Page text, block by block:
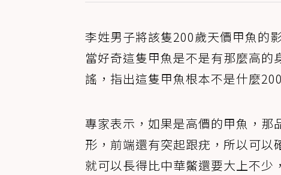
李姓男子將該隻200歲天價甲魚的
當好奇這隻甲魚是不是有那麼高
謠，指出這隻甲魚根本不是什麼
專家表示，如果是高價的甲魚，
形，前端還有突起跟疣，所以可
就可以長得比中華鱉還要大上不